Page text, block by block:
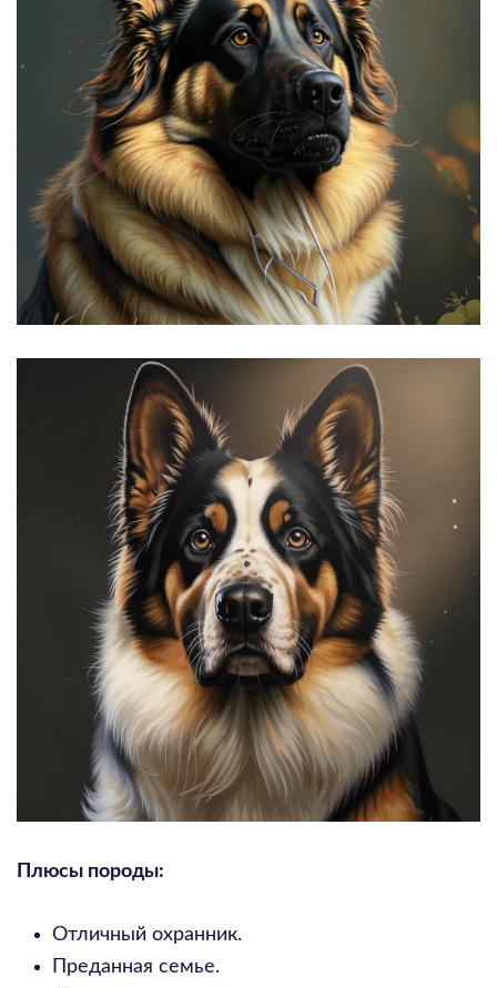
Плюсы породы:
Отличный охранник.
Преданная семье.